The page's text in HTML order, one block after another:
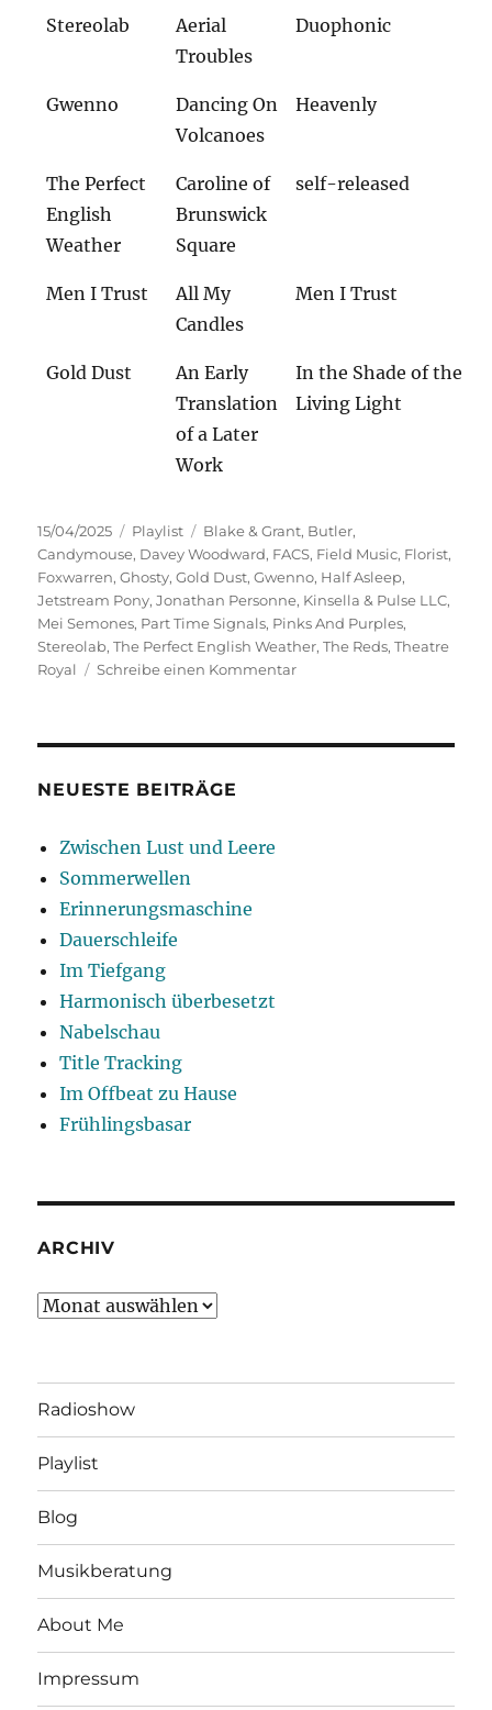
Stereolab
Aerial
Troubles
Duophonic
Gwenno
Dancing On
Volcanoes
Heavenly
The Perfect
English
Weather
Caroline of
Brunswick
Square
self-released
Men I Trust
All My
Candles
Men I Trust
Gold Dust
An Early
Translation
of a Later
Work
In the Shade of the
Living Light
Veröffentlicht
am
15/04/2025 Kategorien
Playlist Schlagwörter
Blake & Grant, Butler,
Candymouse, Davey Woodward, FACS, Field Music, Florist,
Foxwarren,Ghosty,Gold Dust,Gwenno, Half Asleep,
Jetstream Pony,Jonathan Personne, Kinsella & Pulse LLC,
Mei Semones, Part Time Signals, Pinks And Purples,
Stereolab,The Perfect English Weather,The Reds,Theatre
Royal
Schreibe einen Kommentarzu
NEUESTE BEITRÄGE
Zwischen Lust und Leere
Sommerwellen
Erinnerungsmaschine
Dauerschleife
Im Tiefgang
Harmonisch überbesetzt
Nabelschau
Title Tracking
Im Offbeat zu Hause
Frühlingsbasar
ARCHIV
Archiv
Radioshow
Playlist
Blog
Musikberatung
About Me
Impressum